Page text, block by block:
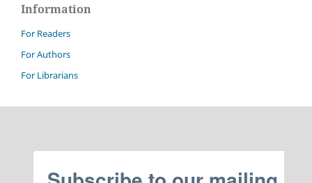
Information
For Readers
For Authors
For Librarians